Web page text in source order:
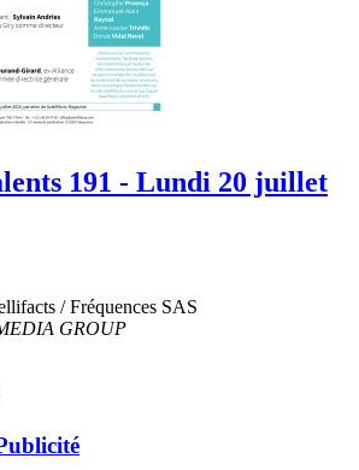
191 - Lundi 20 juillet
/ Fréquences SAS
GROUP